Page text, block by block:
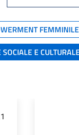
FEMMINILE
E